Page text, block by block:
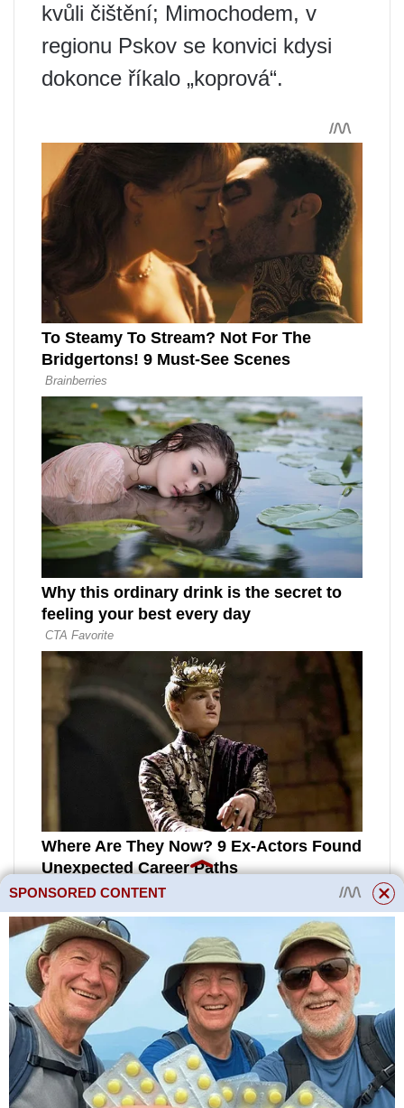
kvůli čištění; Mimochodem, v
regionu Pskov se konvici kdysi
dokonce říkalo „koprová“.
SPONSORED CONTENT